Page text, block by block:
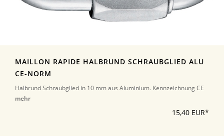
MAILLON RAPIDE HALBRUND SCHRAUBGLIED ALU
CE-NORM
Halbrund Schraubglied in 10 mm aus Aluminium. Kennzeichnung CE
mehr
15,40 EUR*